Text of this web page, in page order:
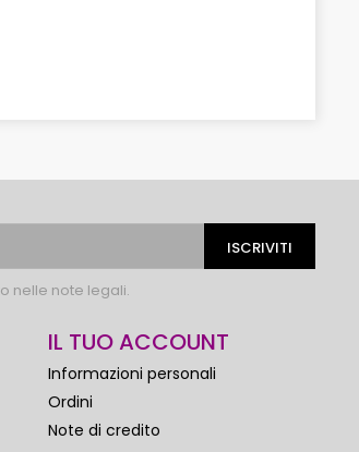
nelle note legali.
IL TUO ACCOUNT
Informazioni personali
Ordini
Note di credito